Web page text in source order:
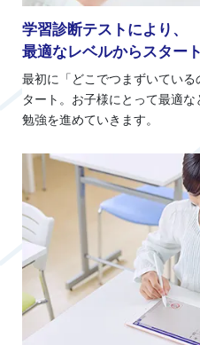
学習診断テストにより、
最適なレベルからスタート
最初に「どこでつまずいてい
タート。お子様にとって最適
勉強を進めていきます。